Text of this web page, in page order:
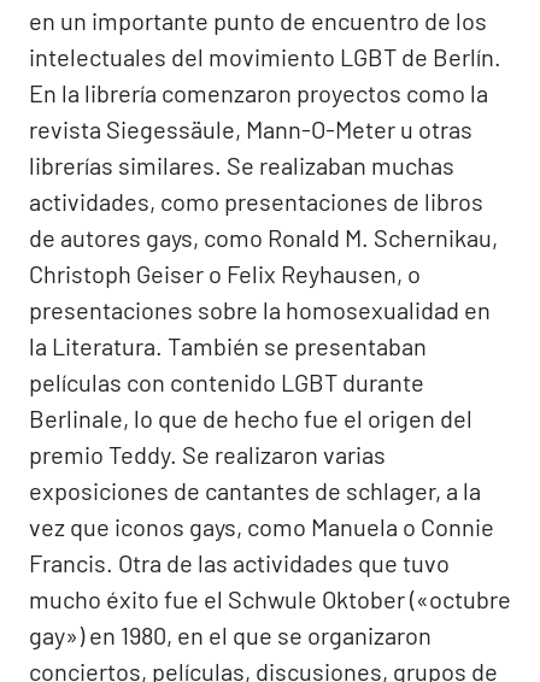
en un importante punto de encuentro de los
intelectuales del movimiento LGBT de Berlín.
En la librería comenzaron proyectos como la
revista Siegessäule, Mann-O-Meter u otras
librerías similares. Se realizaban muchas
actividades, como presentaciones de libros
de autores gays, como Ronald M. Schernikau,
Christoph Geiser o Felix Reyhausen, o
presentaciones sobre la homosexualidad en
la Literatura. También se presentaban
películas con contenido LGBT durante
Berlinale, lo que de hecho fue el origen del
premio Teddy. Se realizaron varias
exposiciones de cantantes de schlager, a la
vez que iconos gays, como Manuela o Connie
Francis. Otra de las actividades que tuvo
mucho éxito fue el Schwule Oktober («octubre
gay») en 1980, en el que se organizaron
conciertos, películas, discusiones, grupos de